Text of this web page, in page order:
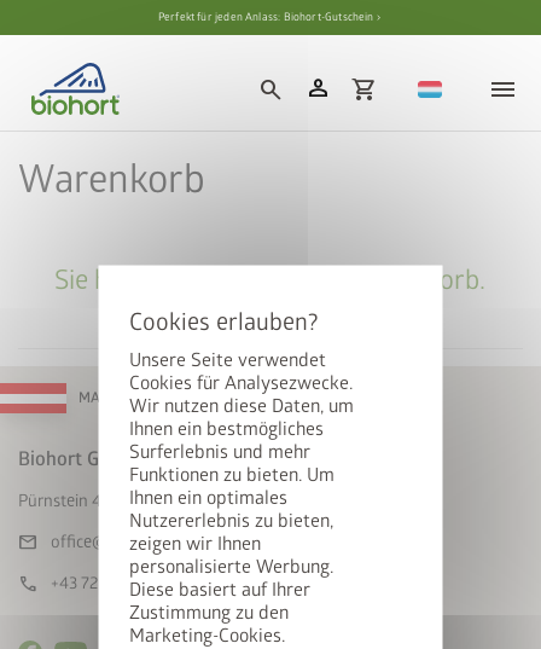
Unsere Seite verwendet
Cookies für Analysezwecke.
Wir nutzen diese Daten, um
Ihnen ein bestmögliches
Surferlebnis und mehr
Funktionen zu bieten. Um
Ihnen ein optimales
Nutzererlebnis zu bieten,
zeigen wir Ihnen
personalisierte Werbung.
Diese basiert auf Ihrer
Zustimmung zu den
Marketing-Cookies.
Perfekt für jeden Anlass: Biohort-Gutschein ›
search person shopping_cart
Warenkorb
Sie haben keine Artikel im Warenkorb.
MADE IN AUSTRIA
Biohort GmbH
Pürnstein 43, A-4120 Neufelden
mail office@biohort.at
call +43 7282 / 7788 0